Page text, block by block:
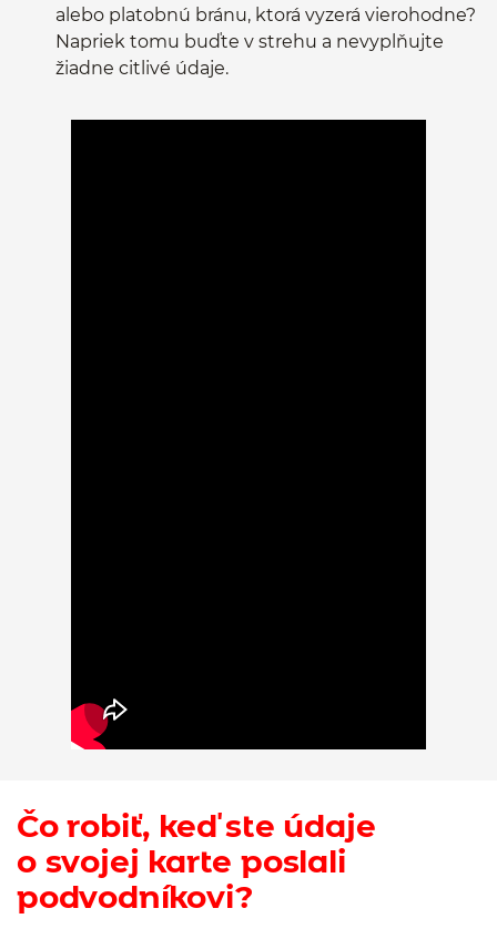
alebo platobnú bránu, ktorá vyzerá vierohodne?
Napriek tomu buďte v strehu a nevyplňujte
žiadne citlivé údaje.
Čo robiť, keď ste údaje
o svojej karte poslali
podvodníkovi?